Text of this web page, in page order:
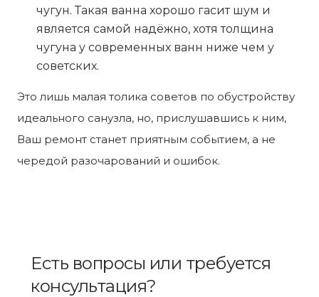
чугун. Такая ванна хорошо гасит шум и
является самой надёжно, хотя толщина
чугуна у современных ванн ниже чем у
советских.
Это лишь малая толика советов по обустройству
идеального санузла, но, прислушавшись к ним,
Ваш ремонт станет приятным событием, а не
чередой разочарований и ошибок.
Есть вопросы или требуется
консультация?